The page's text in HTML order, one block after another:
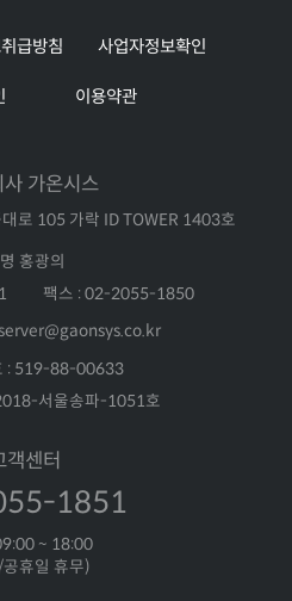
급방침 사업자정보확인
이용약관
사 가온시스
로 105 가락 ID TOWER 1403호
홍광의
팩스 : 02-2055-1850
: 519-88-00633
서울송파-1051호
객센터
1851
~ 18:00
휴일 휴무)